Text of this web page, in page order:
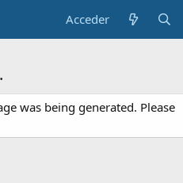
Acceder
was being generated. Please